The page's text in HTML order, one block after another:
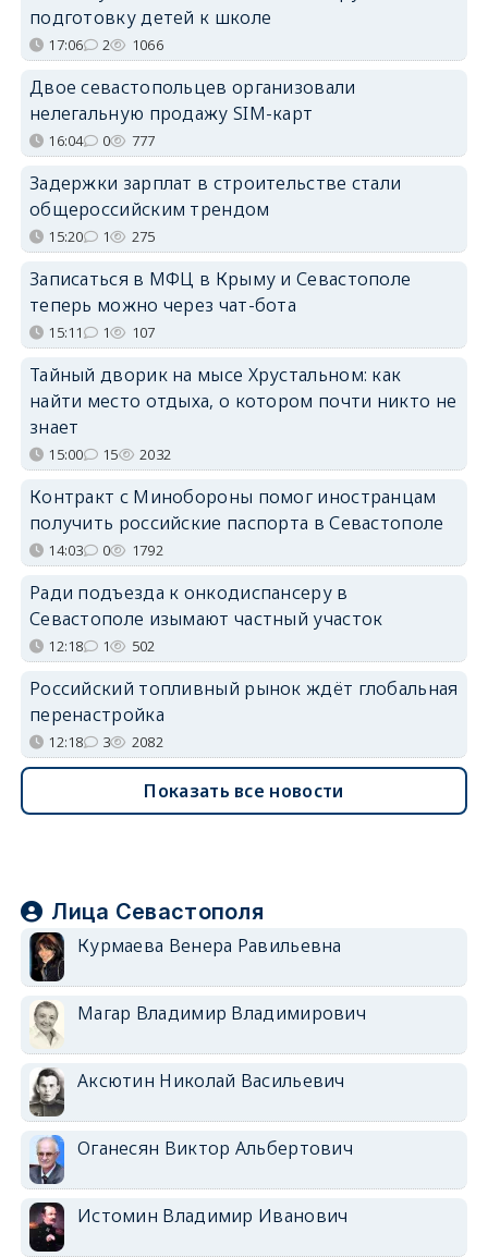
подготовку детей к школе
17:06 2 1066
Двое севастопольцев организовали
нелегальную продажу SIM-карт
16:04 0 777
Задержки зарплат в строительстве стали
общероссийским трендом
15:20 1 275
Записаться в МФЦ в Крыму и Севастополе
теперь можно через чат-бота
15:11 1 107
Тайный дворик на мысе Хрустальном: как
найти место отдыха, о котором почти никто не
знает
15:00 15 2032
Контракт с Минобороны помог иностранцам
получить российские паспорта в Севастополе
14:03 0 1792
Ради подъезда к онкодиспансеру в
Севастополе изымают частный участок
12:18 1 502
Российский топливный рынок ждёт глобальная
перенастройка
12:18 3 2082
Показать все новости
Лица Севастополя
Курмаева Венера Равильевна
Магар Владимир Владимирович
Аксютин Николай Васильевич
Оганесян Виктор Альбертович
Истомин Владимир Иванович